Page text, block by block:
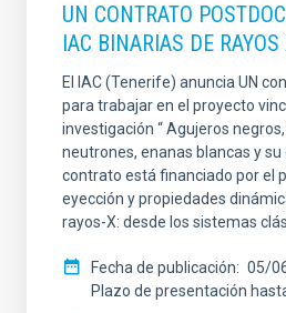
UN CONTRATO
IAC BINARIAS DE
El IAC (Tenerife) anuncia UN
para trabajar en el proyecto
investigación “ Agujeros
neutrones, enanas blancas y su
contrato está financiado por el
eyección y propiedades
rayos-X: desde los sistemas
Fecha de publicación
05/
Plazo de presentación